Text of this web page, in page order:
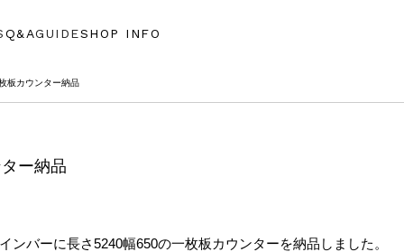
Q&AGUIDESHOP INFO
板カウンター納品
ー納品
ンバーに長さ5240幅650の一枚板カウンターを納品しました。